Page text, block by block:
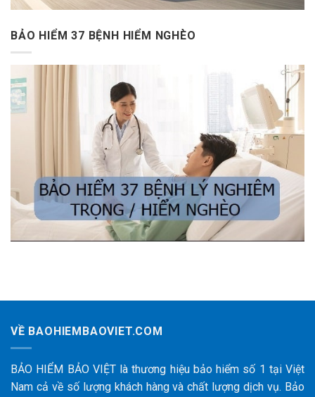
BẢO HIỂM 37 BỆNH HIỂM NGHÈO
VỀ BAOHIEMBAOVIET.COM
BẢO HIỂM BẢO VIỆT là thương hiệu bảo hiểm số 1 tại Việt
Nam cả về số lượng khách hàng và chất lượng dịch vụ. Bảo